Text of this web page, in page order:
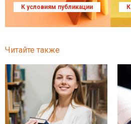
К условиям публикации
Читайте также